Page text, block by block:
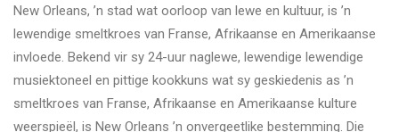
New Orleans, ’n stad wat oorloop van lewe en kultuur, is ’n
lewendige smeltkroes van Franse, Afrikaanse en Amerikaanse
invloede. Bekend vir sy 24-uur naglewe, lewendige lewendige
musiektoneel en pittige kookkuns wat sy geskiedenis as ’n
smeltkroes van Franse, Afrikaanse en Amerikaanse kulture
weerspieël, is New Orleans ’n onvergeetlike bestemming. Die